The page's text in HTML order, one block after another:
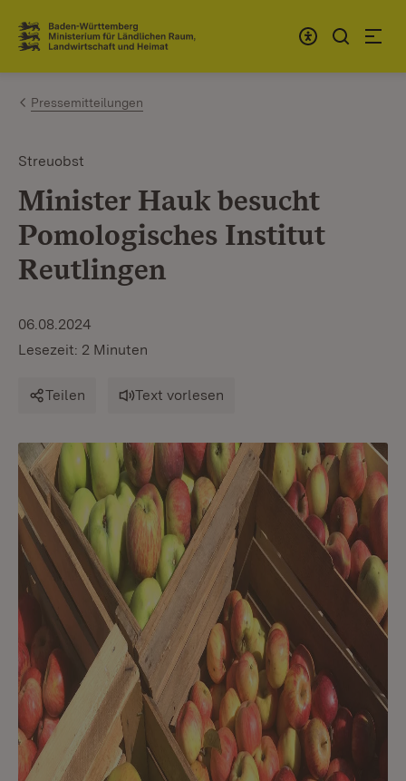
Zum Inhalt springen
Link zur Startseite
Pressemitteilungen
Streuobst
Minister Hauk besucht
Pomologisches Institut
Reutlingen
06.08.2024
Lesezeit: 2 Minuten
Teilen Text vorlesen